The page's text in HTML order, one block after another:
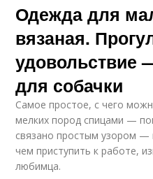
Одежда для
вязаная.
удовольствие
для собачки
Самое простое, с чего
мелких пород спицами —
связано простым узором —
чем приступить к работе,
любимца.